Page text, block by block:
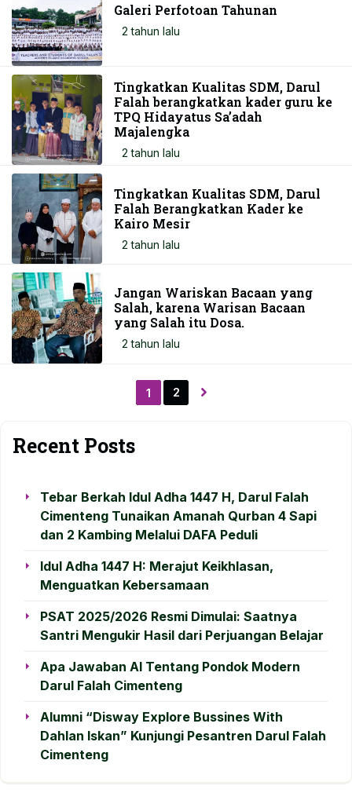
Galeri Perfotoan Tahunan
2 tahun lalu
Tingkatkan Kualitas SDM, Darul
Falah berangkatkan kader guru ke
TPQ Hidayatus Sa’adah
Majalengka
2 tahun lalu
Tingkatkan Kualitas SDM, Darul
Falah Berangkatkan Kader ke
Kairo Mesir
2 tahun lalu
Jangan Wariskan Bacaan yang
Salah, karena Warisan Bacaan
yang Salah itu Dosa.
2 tahun lalu
1 2
Recent Posts
Tebar Berkah Idul Adha 1447 H, Darul Falah
Cimenteng Tunaikan Amanah Qurban 4 Sapi
dan 2 Kambing Melalui DAFA Peduli
Idul Adha 1447 H: Merajut Keikhlasan,
Menguatkan Kebersamaan
PSAT 2025/2026 Resmi Dimulai: Saatnya
Santri Mengukir Hasil dari Perjuangan Belajar
Apa Jawaban AI Tentang Pondok Modern
Darul Falah Cimenteng
Alumni “Disway Explore Bussines With
Dahlan Iskan” Kunjungi Pesantren Darul Falah
Cimenteng